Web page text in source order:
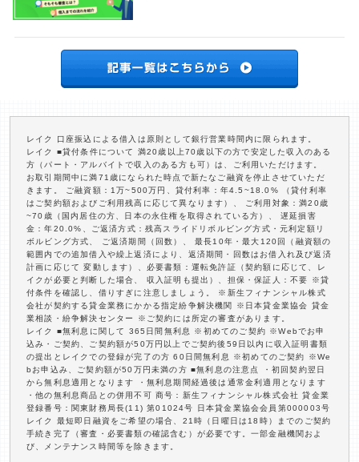
レイク 口座振込による借入は原則として銀行営業時間内に限られます。
レイク ■貸付条件について 満20歳以上70歳以下の方で安定した収入のある
方（パート・アルバイトで収入のある方も可）は、ご利用いただけます。
お取引期間中に満71歳になられた時点で新たなご融資を停止させていただ
きます。 ご融資額：1万~500万円、貸付利率：年4.5~18.0% （貸付利率
はご契約額およびご利用残高に応じて異なります）、 ご利用対象：満20歳
~70歳（国内居住の方、日本の永住権を取得されている方）、 遅延損害
金：年20.0%、ご返済方式：残高スライドリボルビング方式・元利定額リ
ボルビング方式、 ご返済期間（回数）、 最長10年・最大120回（融資額の
範囲内での追加借入や繰上返済により、返済期間・回数はお借入れ及び返済
計画に応じて 変動します）、必要書類：運転免許証（契約額に応じて、レ
イクが必要と判断した場合、 収入証明も提出）、担保・保証人：不要 ※貸
付条件を確認し、借りすぎに注意しましょう。 ※新生フィナンシャル株式
会社が契約する貸金業務にかかる指定紛争解決機関 ※日本貸金業協会 貸金
業相談・紛争解決センター ※ご契約には所定の審査があります。
レイク ■無利息に関して 365日間無利息 ※初めてのご契約 ※Webでお申
込み・ご契約、ご契約額が50万円以上でご契約後59日以内に収入証明書類
の提出とレイクでの登録が完了の方 60日間無利息 ※初めてのご契約 ※We
bお申込み、ご契約額が50万円未満の方 ■無利息の注意点 ・初回契約翌日
から無利息適用となります ・無利息期間経過後は通常金利適用となります
・他の無利息商品との併用不可 商号：新生フィナンシャル株式会社 貸金業
登録番号：関東財務局長(11) 第01024号 日本貸金業協会会員第000003号
レイク 最短即日融資をご希望の場合、21時（日曜日は18時）までのご契約
手続き完了（審査・必要書類の確認含む）が必要です。一部金融機関およ
び、メンテナンス時間等を除きます。